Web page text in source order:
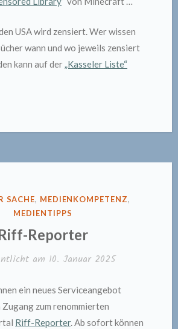
USA wird zensiert. Wer wissen
wann und wo jeweils zensiert
kann auf der „Kasseler Liste“
SACHE, MEDIENKOMPETENZ,
MEDIENTIPPS
Reporter
am 10. Januar 2025
ein neues Serviceangebot
zum renommierten
Riff-Reporter. Ab sofort können